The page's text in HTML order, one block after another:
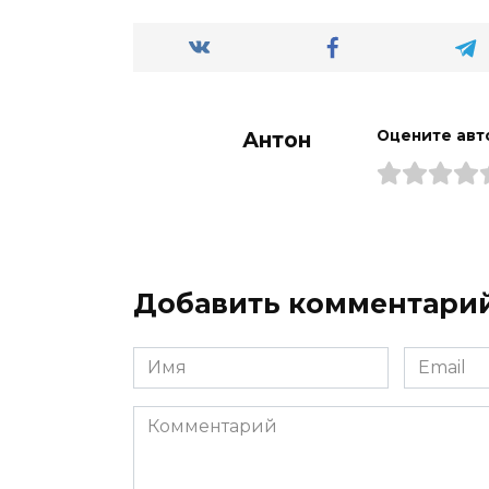
Антон Оцените
Добавить
Имя
*
Email
*
Комментарий